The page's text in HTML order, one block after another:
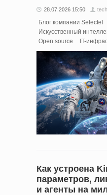
28.07.2026 15:50
Блог компании Selectel
Искусственный
Open source
IT-
Как устроена
параметров,
и агенты на